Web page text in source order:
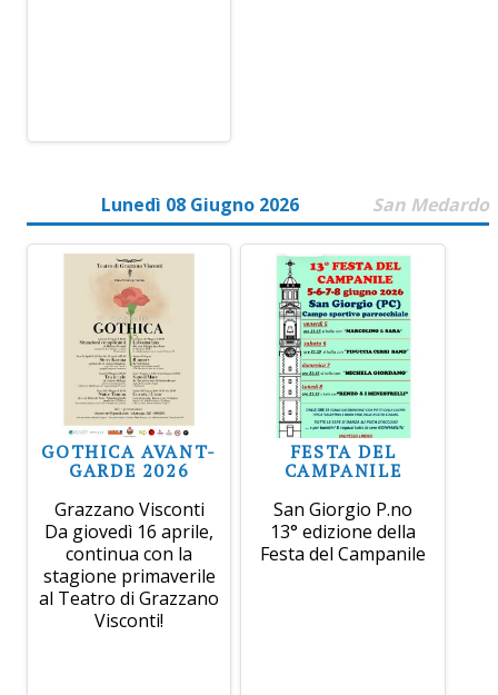
Lunedì 08 Giugno 2026 San Medardo
GOTHICA AVANT-
GARDE 2026
Grazzano Visconti
Da giovedì 16 aprile,
continua con la
stagione primaverile
al Teatro di Grazzano
Visconti!
FESTA DEL
CAMPANILE
San Giorgio P.no
13° edizione della
Festa del Campanile